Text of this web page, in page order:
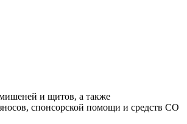
и щитов, а также
спонсорской помощи и средств СО